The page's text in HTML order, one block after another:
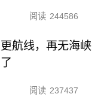
阅读 244586
航线，再无海峡
阅读 237437